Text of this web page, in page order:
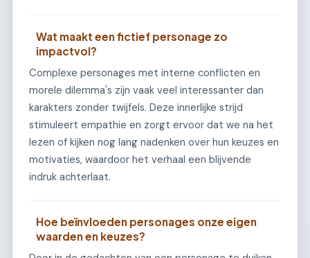
Wat maakt een fictief personage zo
impactvol?
Complexe personages met interne conflicten en
morele dilemma's zijn vaak veel interessanter dan
karakters zonder twijfels. Deze innerlijke strijd
stimuleert empathie en zorgt ervoor dat we na het
lezen of kijken nog lang nadenken over hun keuzes en
motivaties, waardoor het verhaal een blijvende
indruk achterlaat.
Hoe beïnvloeden personages onze eigen
waarden en keuzes?